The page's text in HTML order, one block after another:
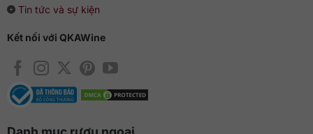
Tin tức và sự kiện
Kết nối với QKAWine